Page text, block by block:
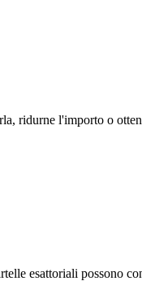
ridurne l'importo o
esattoriali possono